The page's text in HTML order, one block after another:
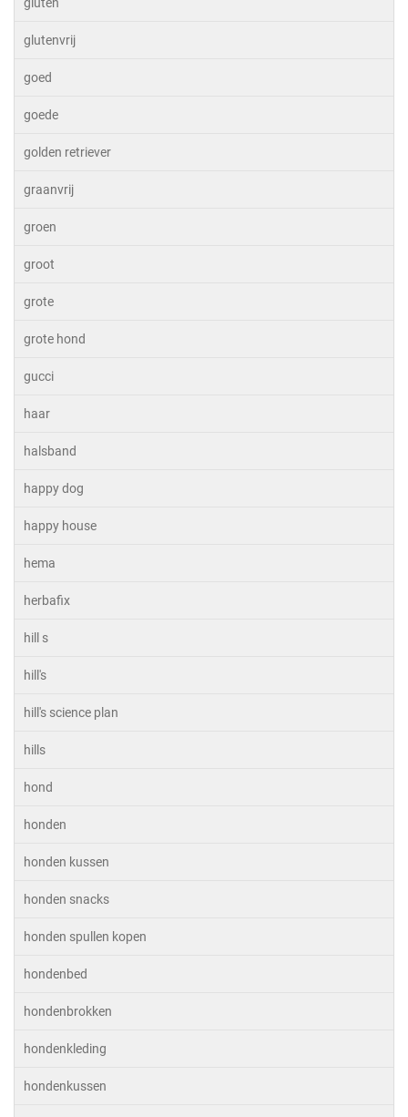
gluten
glutenvrij
goed
goede
golden retriever
graanvrij
groen
groot
grote
grote hond
gucci
haar
halsband
happy dog
happy house
hema
herbafix
hill s
hill's
hill's science plan
hills
hond
honden
honden kussen
honden snacks
honden spullen kopen
hondenbed
hondenbrokken
hondenkleding
hondenkussen